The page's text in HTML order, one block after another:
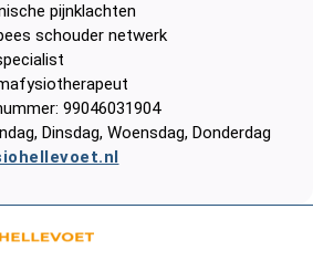
pijnklachten
schouder netwerk
99046031904
Dinsdag, Woensdag, Donderdag